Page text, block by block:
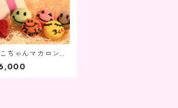
ちゃんマカロン１
セット